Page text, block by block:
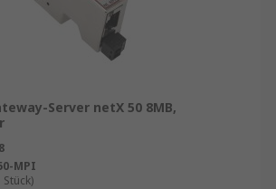
Server netX 50 8MB,
MPI